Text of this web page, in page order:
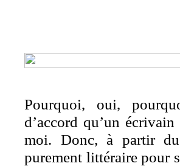
Pourquoi, oui,
d’accord qu’un
moi. Donc, à partir
purement littéraire pour